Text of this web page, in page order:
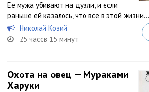
Ее мужа убивают на дуэли, и если
раньше ей казалось, что все в этой жизни...
Николай Козий
25 часов 15 минут
Охота на овец — Мураками
Харуки